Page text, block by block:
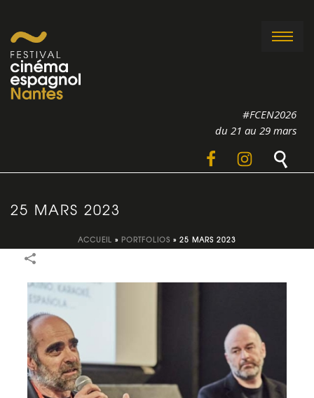
#FCEN2026
du 21 au 29 mars
25 MARS 2023
ACCUEIL » PORTFOLIOS » 25 MARS 2023